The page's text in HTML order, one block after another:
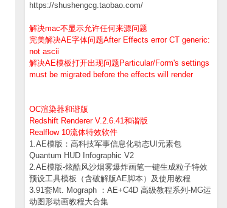
https://shushengcg.taobao.com/
解决mac不显示允许任何来源问题
完美解决AE字体问题After Effects error CT generic:
not ascii
解决AE模板打开出现问题Particular/Form's settings
must be migrated before the effects will render
OC渲染器和谐版
Redshift Renderer V.2.6.41和谐版
Realflow 10流体特效软件
1.AE模版：高科技军事信息化动态UI元素包
Quantum HUD Infographic V2
2.AE模版-炫酷风沙烟雾爆炸画笔一键生成粒子特效
预设工具模板（含破解版AE脚本）及使用教程
3.91套Mt. Mograph ：AE+C4D 高级教程系列-MG运
动图形动画教程大合集